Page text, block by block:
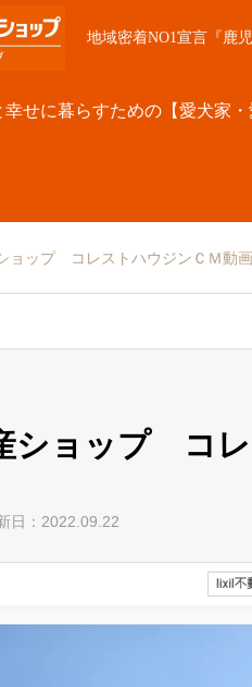
地域密着NO1宣言『鹿
せに暮らすための【愛犬家・
ョップ コレストハウジンＣＭ動画
ショップ コ
日：2022.09.22